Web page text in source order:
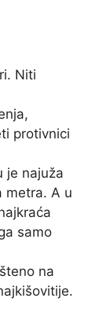
Niti
protivnici
je najuža
metra. A u
samo
na